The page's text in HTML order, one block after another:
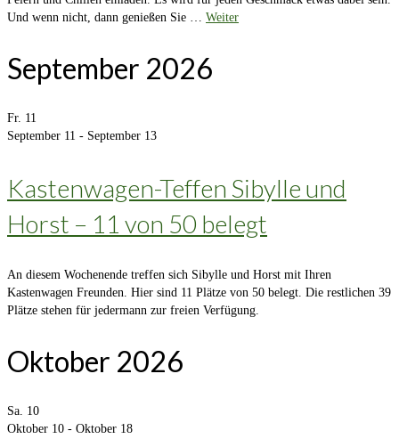
Und wenn nicht, dann genießen Sie … Weiter
September 2026
Fr. 11
September 11 - September 13
Kastenwagen-Teffen Sibylle und
Horst – 11 von 50 belegt
An diesem Wochenende treffen sich Sibylle und Horst mit Ihren
Kastenwagen Freunden. Hier sind 11 Plätze von 50 belegt. Die restlichen 39
Plätze stehen für jedermann zur freien Verfügung.
Oktober 2026
Sa. 10
Oktober 10 - Oktober 18